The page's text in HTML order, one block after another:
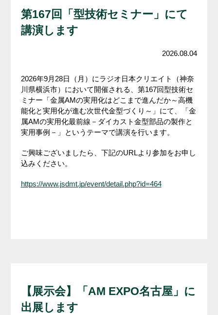
第167回「型技術セミナー」にて
講演します
2026.08.04
2026年9月28日（月）にラジオ日本クリエイト（神奈
川県横浜市）において開催される、第167回型技術セ
ミナー「金属AMの実用化はどこまで進んだか～高機
能化と実用化が進む次世代金型づくり～」にて、「金
属AMの実用化最前線－ダイカスト金型部品の製作と
実用事例－」というテーマで講演を行います。
ご興味ございましたら、下記のURLより参加をお申し
込みください。
https://www.jsdmt.jp/event/detail.php?id=464
【展示会】「AM EXPO名古屋」に
出展します